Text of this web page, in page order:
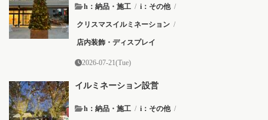
h：納品・施工 / i：その他 /
クリスマスイルミネーション /
店内装飾・ディスプレイ
2026-07-21(Tue)
イルミネーション設営
h：納品・施工 / i：その他 /